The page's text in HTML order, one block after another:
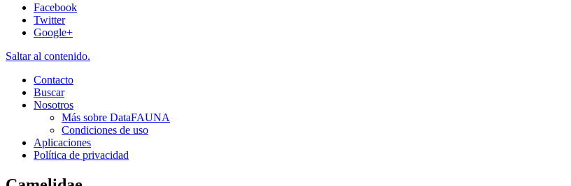
Facebook
Twitter
Google+
Saltar al contenido.
Contacto
Buscar
Nosotros
Más sobre DataFAUNA
Condiciones de uso
Aplicaciones
Política de privacidad